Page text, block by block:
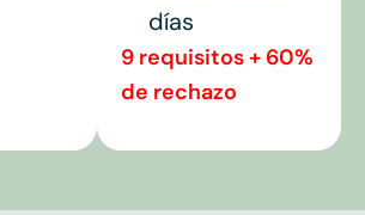
días
9 requisitos + 60%
de rechazo